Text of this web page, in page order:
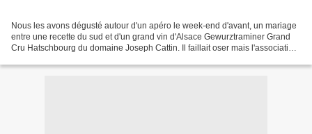
Nous les avons dégusté autour d'un apéro le week-end d'avant, un mariage
entre une recette du sud et d'un grand vin d'Alsace Gewurztraminer Grand
Cru Hatschbourg du domaine Joseph Cattin. Il faillait oser mais l'association